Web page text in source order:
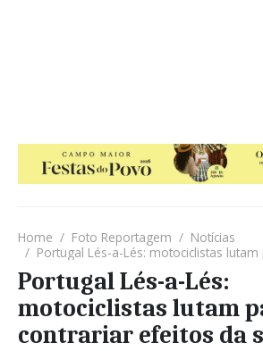
Home Foto Reportagem
Notícias
Portugal Lés-a-Lés: motociclistas lutam para
Portugal Lés-a-Lés:
motociclistas lutam
contrariar efeitos da